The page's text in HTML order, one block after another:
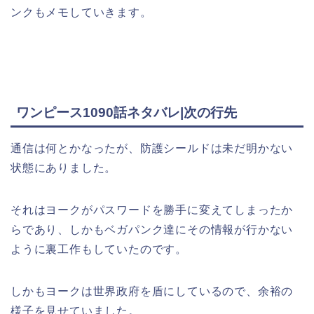
ンクもメモしていきます。
ワンピース1090話ネタバレ|次の行先
通信は何とかなったが、防護シールドは未だ明かない
状態にありました。
それはヨークがパスワードを勝手に変えてしまったか
らであり、しかもベガパンク達にその情報が行かない
ように裏工作もしていたのです。
しかもヨークは世界政府を盾にしているので、余裕の
様子を見せていました。